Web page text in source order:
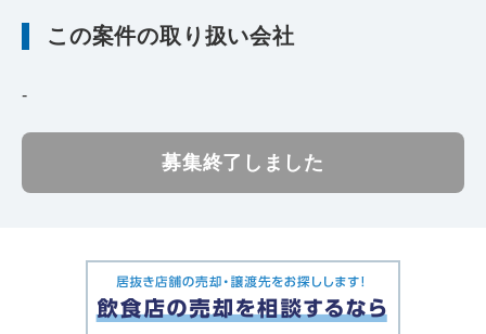
この案件の取り扱い会社
-
募集終了しました